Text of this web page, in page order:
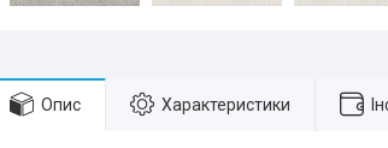
Опис Характеристики